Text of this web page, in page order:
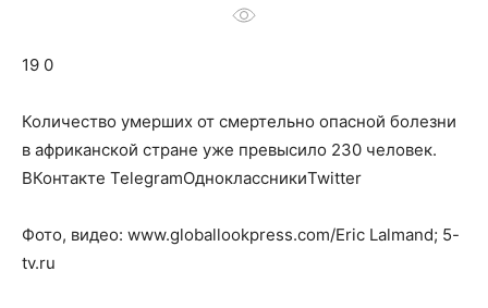
19 0
Количество умерших от смертельно опасной болезни
в африканской стране уже превысило 230 человек.
ВКонтакте TelegramОдноклассникиTwitter
Фото, видео: www.globallookpress.com/Eric Lalmand; 5-
tv.ru